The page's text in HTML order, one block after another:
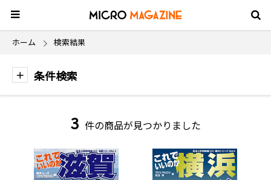
ホーム 検索結果
条件検索
3 件の商品が見つかりました